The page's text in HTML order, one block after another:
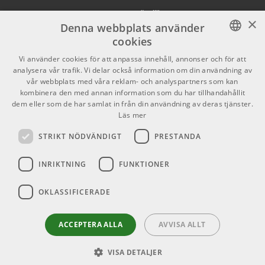
ARTIKELNUMMER 1065186
sE Electronics RF X
Black - Reflexion Filter
1025 kr/st
X
Youtube
TikTok
Köpvillkor
Butiken
Varumärken
GDPR & Cookies
Kontakt
Info
Mån-Fre: 10.00-18.00
Helgdagar
SWEDISH
ENGLISH
×
Denna webbplats använder
cookies
Vi använder cookies för att anpassa innehåll, annonser och för att
analysera vår trafik. Vi delar också information om din användning av
vår webbplats med våra reklam- och analyspartners som kan
kombinera den med annan information som du har tillhandahållit
dem eller som de har samlat in från din användning av deras tjänster.
Läs mer
STRIKT NÖDVÄNDIGT PRESTANDA
INRIKTNING FUNKTIONER
OKLASSIFICERADE
ACCEPTERA ALLA AVVISA ALLT
VISA DETALJER